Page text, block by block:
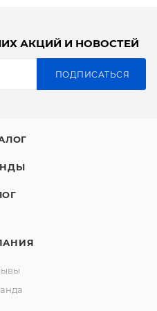
АКЦИЙ И НОВОСТЕЙ
ПОДПИСАТЬСЯ